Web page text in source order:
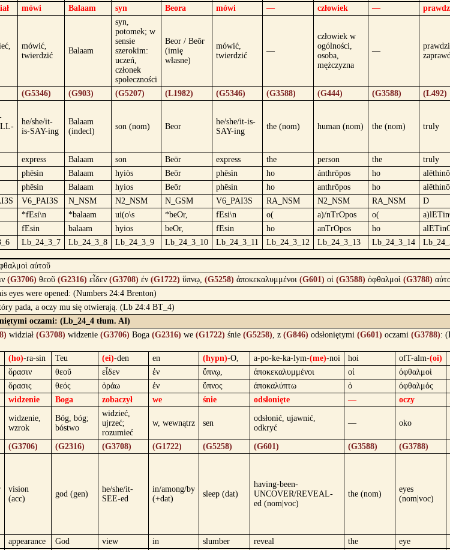
mówi Balaam syn Beora mówi — człowiek —
mówić,
twierdzić
Balaam
syn,
potomek; w
sensie
szerokim:
uczeń,
członek
społeczności
Beor / Beōr
(imię
własne)
mówić,
twierdzić
—
człowiek w
ogólności,
osoba,
mężczyzna
—
(G5346) (G903) (G5207) (L1982) (G5346) (G3588) (G444) (G3588) (L492)
he/she/it-
is-SAY-ing
Balaam
(indecl)
son (nom) Beor
he/she/it-is-
SAY-ing
the (nom) human (nom) the (nom) truly
express Balaam son Beōr express the person the
truly
phēsìn Balaam hyiòs Beōr phēsìn ho ánthrōpos ho
phēsin Balaam hyios Beōr phēsin ho anthrōpos ho
V6_PAI3S N_NSM N2_NSM N_GSM V6_PAI3S RA_NSM N2_NSM RA_NSM
D
*fEsi\n *balaam ui(o\s *beOr, fEsi\n o( a)/nTrOpos o(
fEsin balaam hyios beOr, fEsin ho anTrOpos ho
Lb_24_3_7 Lb_24_3_8 Lb_24_3_9 Lb_24_3_10 Lb_24_3_11 Lb_24_3_12 Lb_24_3_13 Lb_24_3_14
αὐτοῦ
(G3706) θεοῦ (G2316) εἶδεν (G3708) ἐν (G1722) ὕπνῳ, (G5258) ἀποκεκαλυμμένοι (G601) οἱ (G3588) ὀφθαλμοὶ (G3788)
eyes were opened: (Numbers 24:4 Brenton)
pada, a oczy mu się otwierają. (Lb 24:4 BT_4)
oczami: (Lb_24_4 tłum. AI)
widział (G3708) widzenie (G3706) Boga (G2316) we (G1722) śnie (G5258), z (G846) odsłoniętymi (G601) oczami (G3788):
(ho)-ra-sin Teu (ei)-den en (hypn)-O, a-po-ke-ka-lym-(me)-noi hoi ofT-alm-(oi)
ὅρασιν θεοῦ εἶδεν ἐν ὕπνῳ, ἀποκεκαλυμμένοι οἱ
ὀφθαλμοὶ
ὅρασις θεός ὁράω ἐν ὕπνος ἀποκαλύπτω ὁ
ὀφθαλμός
widzenie Boga zobaczył we śnie odsłonięte — oczy
widzenie,
wzrok
Bóg, bóg;
bóstwo
widzieć,
ujrzeć;
rozumieć
w, wewnątrz sen
odsłonić, ujawnić,
odkryć
— oko
(G3706) (G2316) (G3708) (G1722) (G5258) (G601) (G3588) (G3788)
vision
(acc)
god (gen)
he/she/it-
SEE-ed
in/among/by
(+dat)
sleep (dat)
having-been-
UNCOVER/REVEAL-
ed (nom|voc)
the (nom)
eyes
(nom|voc)
appearance God view in slumber reveal the
eye